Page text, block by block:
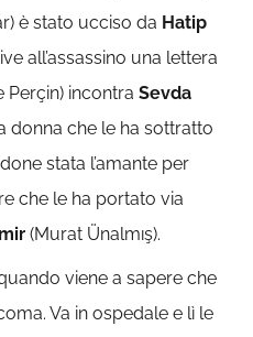
è stato ucciso da Hatip
all’assassino una lettera
Perçin) incontraSevda
donna che le ha sottratto
stata l’amante per
che le ha portato via
(Murat Ünalmış).
viene a sapere che
Va in ospedale e lì le